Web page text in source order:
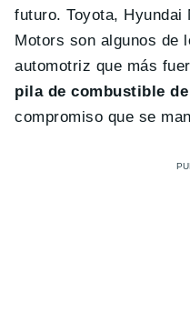
futuro. Toyota, Hyundai
Motors son algunos de
automotriz que más
pila de combustible
compromiso que se